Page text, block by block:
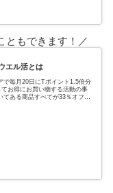
ともできます！／
エル活とは
で毎月20日にTポイント1.5倍分
お得にお買い物する活動の事
ある商品すべてが33％オフに